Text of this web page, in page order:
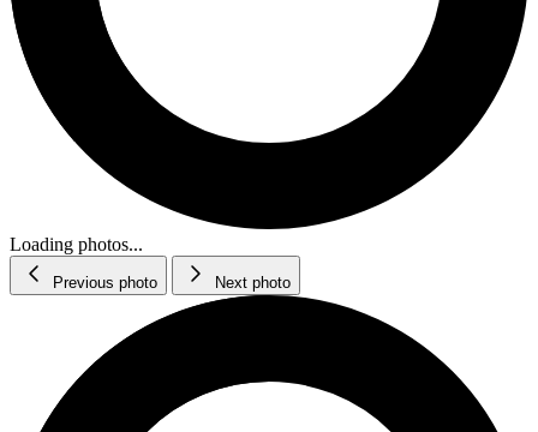
Loading photos...
Previous photo Next photo